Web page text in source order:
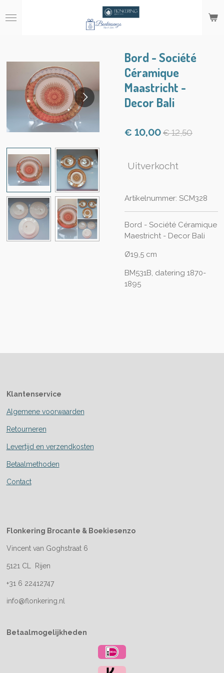
direct
Bord - Société
Céramique
Maastricht -
Decor Bali
€ 10,00 € 12,50
Uitverkocht
Artikelnummer: SCM328
Bord - Société Céramique
Maestricht - Decor Bali
Ø19,5 cm
BM531B, datering 1870-
1895
Klantenservice
Algemene voorwaarden
Retourneren
Levertijd en verzendkosten
Betaalmethoden
Contact
Flonkering Brocante & Boekiesenzo
Vincent van Goghstraat 6
5121 CL Rijen
+31 6 22412747
info@flonkering.nl
Betaalmogelijkheden